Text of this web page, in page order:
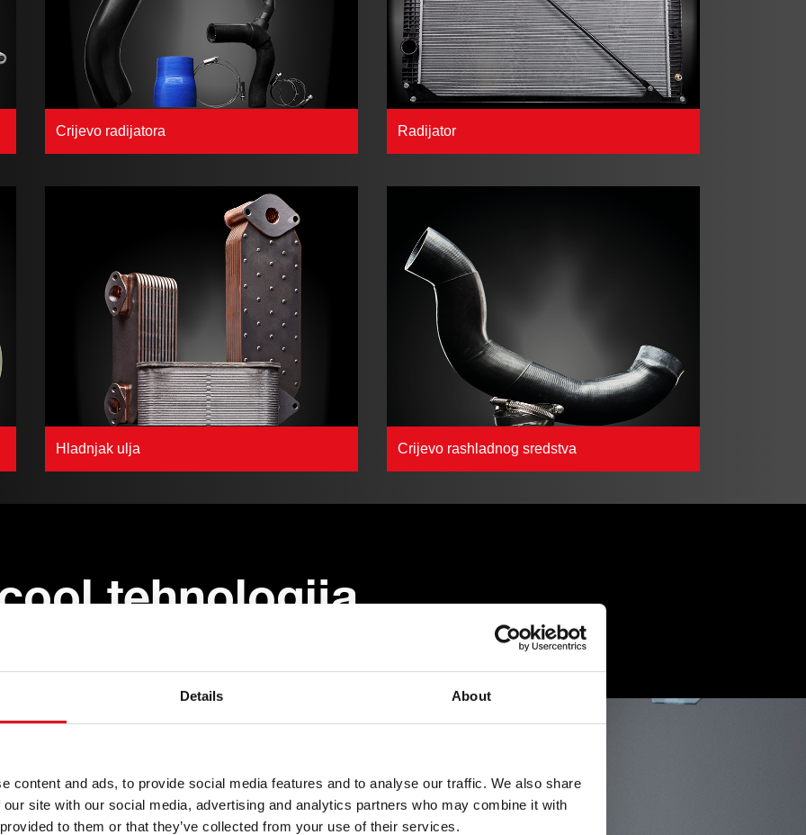
Details About
content and ads, to provide social media features and to analyse our traffic. We also share
site with our social media, advertising and analytics partners who may combine it with
to them or that they’ve collected from your use of their services.
Crijevo radijatora
Hladnjak ulja
Radijator
Crijevo rashladnog sredstva
tehnologija
toplinom motora
unutar određenog
učinkovito i